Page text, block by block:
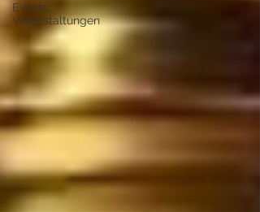
Events,
Veranstaltungen